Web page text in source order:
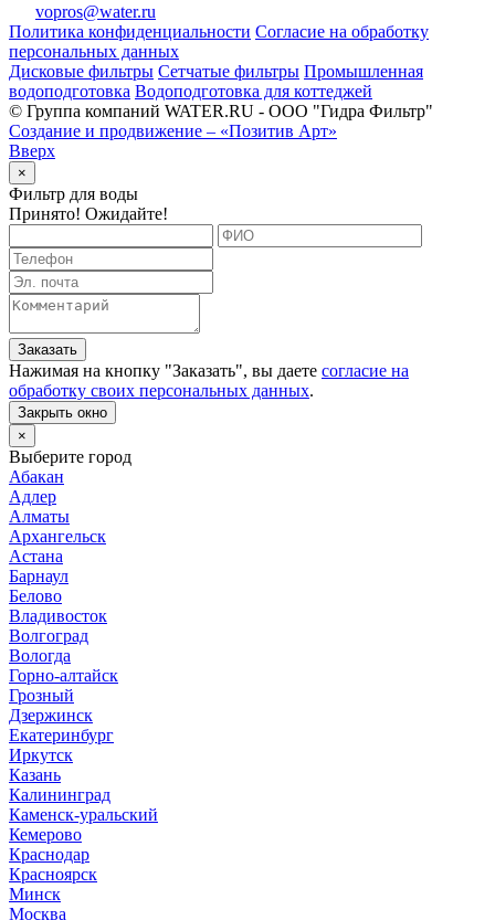
vopros@water.ru
Политика конфиденциальности Согласие на обработку
персональных данных
Дисковые фильтры Сетчатые фильтры Промышленная
водоподготовка Водоподготовка для коттеджей
© Группа компаний WATER.RU - ООО "Гидра Фильтр"
Создание и продвижение – «Позитив Арт»
Вверх
×
Фильтр для воды
Принято! Ожидайте!
Заказать
Нажимая на кнопку "Заказать", вы даете согласие на
обработку своих персональных данных.
Закрыть окно
×
Выберите город
Абакан
Адлер
Алматы
Архангельск
Астана
Барнаул
Белово
Владивосток
Волгоград
Вологда
Горно-алтайск
Грозный
Дзержинск
Екатеринбург
Иркутск
Казань
Калининград
Каменск-уральский
Кемерово
Краснодар
Красноярск
Минск
Москва